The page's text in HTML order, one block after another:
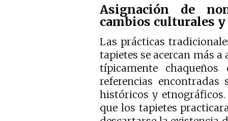
Asignación de
cambios culturales
Las prácticas
tapietes se acercan más
típicamente
referencias encontradas
históricos y
que los tapietes